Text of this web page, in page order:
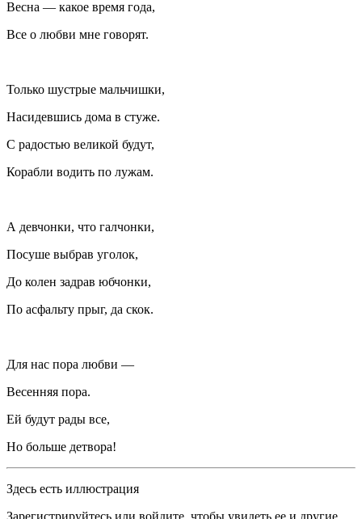
Весна — какое время года,
Все о любви мне говорят.
Только шустрые мальчишки,
Насидевшись дома в стуже.
С радостью великой будут,
Корабли водить по лужам.
А девчонки, что галчонки,
Посуше выбрав уголок,
До колен задрав юбчонки,
По асфальту прыг, да скок.
Для нас пора любви —
Весенняя пора.
Ей будут рады все,
Но больше детвора!
Здесь есть иллюстрация
Зарегистрируйтесь или войдите, чтобы увидеть ее и другие